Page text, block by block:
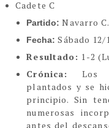
Cadete C
Partido: Navarro
Fecha: Sábado
Resultado: 1-2
Crónica:
Los
plantados y se
principio. Sin
numerosas
antes del